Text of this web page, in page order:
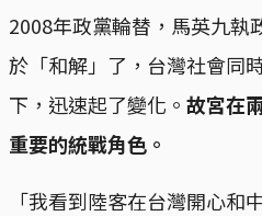
2008年政黨輪替，馬英九執
於「和解」了，台灣社會同
下，迅速起了變化。 故宮在
重要的統戰角色。
「我看到陸客在台灣開心和